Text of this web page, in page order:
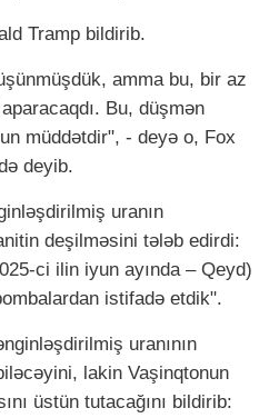
Tramp bildirib.
amma bu, bir az
Bu, düşmən
müddətdir", - deyə o, Fox
deyib.
uranın
deşilməsini tələb edirdi:
ci ilin iyun ayında – Qeyd)
istifadə etdik".
uranının
lakin Vaşinqtonun
üstün tutacağını bildirib: